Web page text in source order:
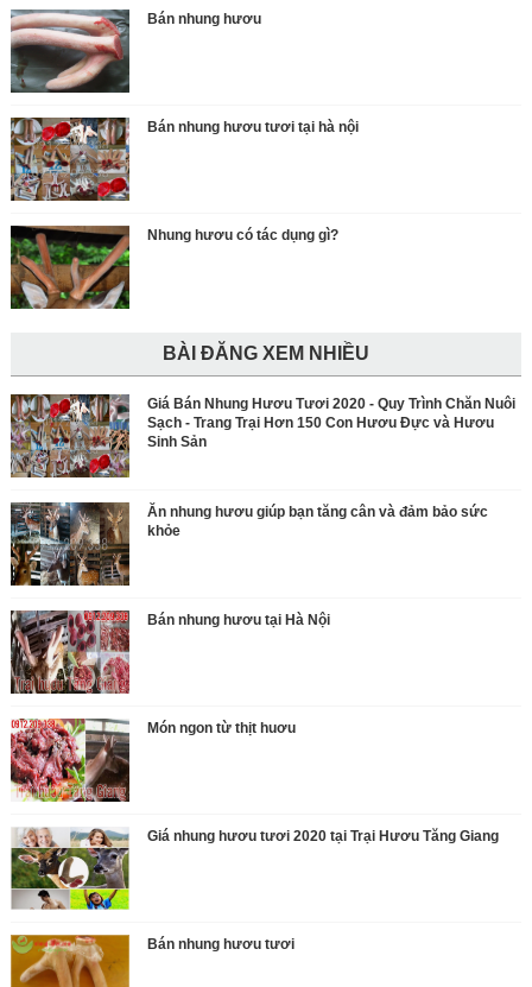
Bán nhung hươu
Bán nhung hươu tươi tại hà nội
Nhung hươu có tác dụng gì?
BÀI ĐĂNG XEM NHIỀU
Giá Bán Nhung Hươu Tươi 2020 - Quy Trình Chăn Nuôi
Sạch - Trang Trại Hơn 150 Con Hươu Đực và Hươu
Sinh Sản
Ăn nhung hươu giúp bạn tăng cân và đảm bảo sức
khỏe
Bán nhung hươu tại Hà Nội
Món ngon từ thịt huơu
Giá nhung hươu tươi 2020 tại Trại Hươu Tăng Giang
Bán nhung hươu tươi